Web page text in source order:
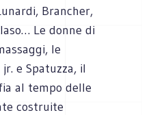
Brancher,
Le donne di
le
e Spatuzza, il
al tempo delle
costruite